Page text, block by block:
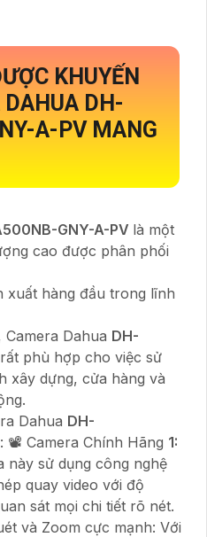
KHUYẾN
DAHUA DH-
A-PV MANG
GNY-A-PV là một
cao được phân phối
xuất hàng đầu trong lĩnh
Dahua DH-
rất phù hợp cho việc sử
xây dựng, cửa hàng và
Dahua DH-
: 📽 Camera Chính Hãng 1:
này sử dụng công nghệ
quay video với độ
sát mọi chi tiết rõ nét.
và Zoom cực mạnh: Với